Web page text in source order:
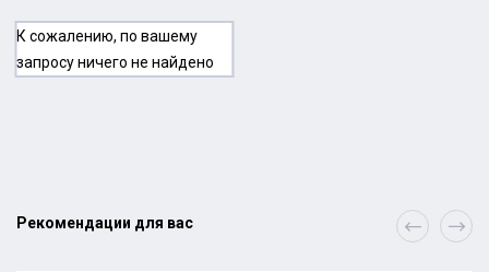
К сожалению, по вашему
запросу ничего не найдено
Рекомендации для вас